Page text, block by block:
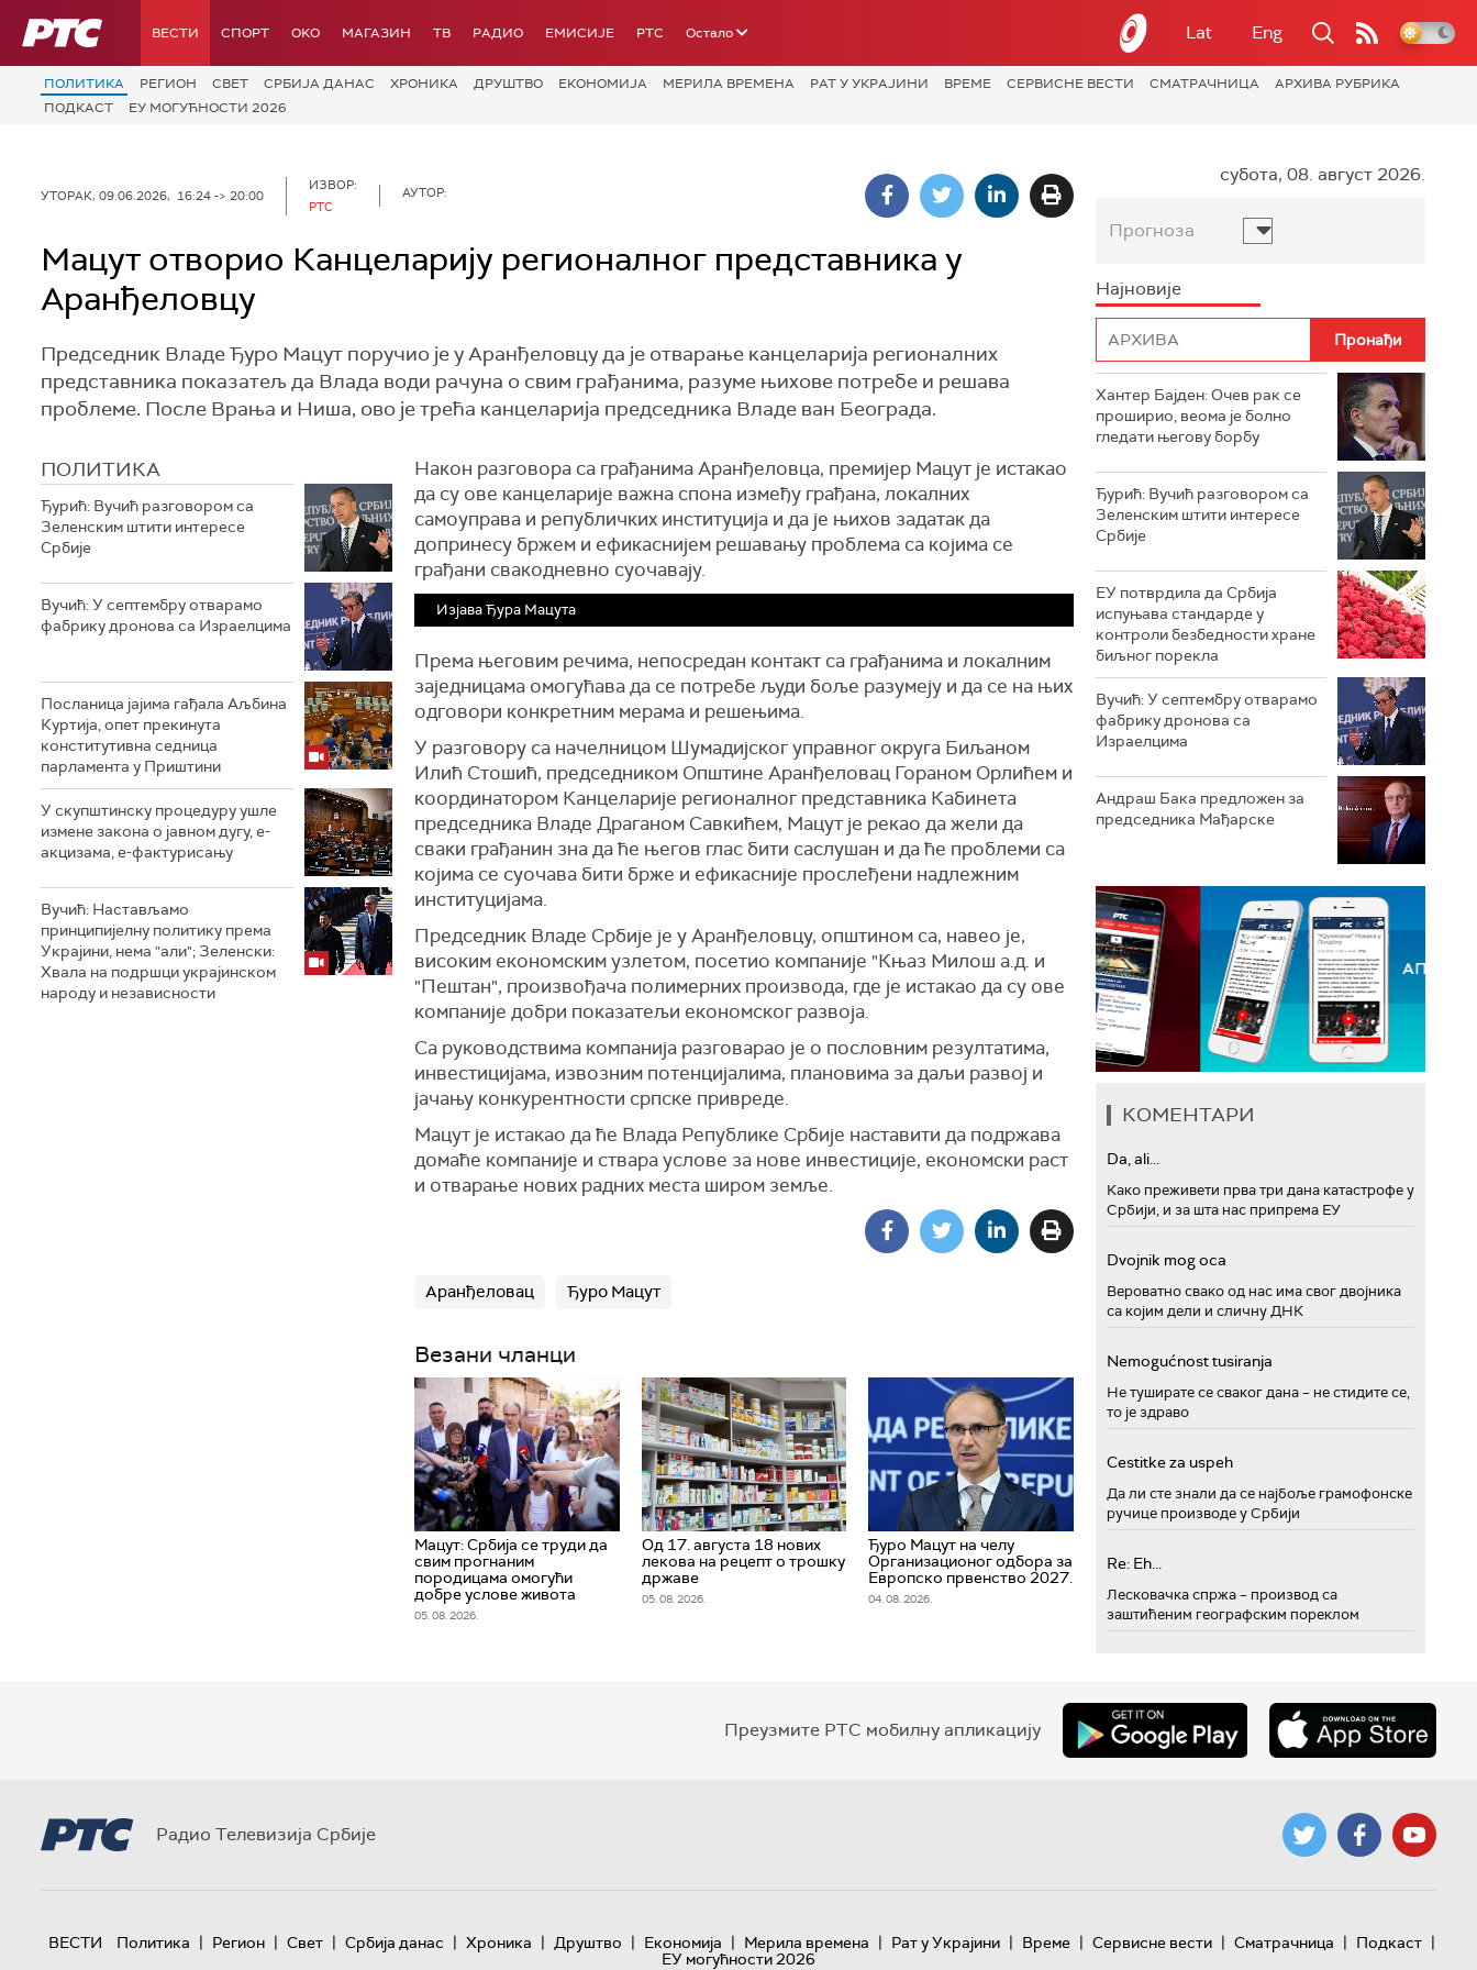
РТС ВЕСТИ СПОРТ OKO МАГАЗИН ТВ РАДИО ЕМИСИЈЕ РТС Остало Lat Eng
ПОЛИТИКА РЕГИОН СВЕТ СРБИЈА ДАНАС ХРОНИКА ДРУШТВО ЕКОНОМИЈА МЕРИЛА ВРЕМЕНА РАТ У УКРАЈИНИ ВРЕМЕ СЕРВИСНЕ ВЕСТИ СМАТРАЧНИЦА
АРХИВА РУБРИКА
ПОДКАСТ
ЕУ МОГУЋНОСТИ 2026
УТОРАК, 09.06.2026, 16:24 -> 20:00
ИЗВОР:
РТС
АУТОР:
Мацут отворио Канцеларију регионалног представника у
Аранђеловцу
Председник Владе Ђуро Мацут поручио је у Аранђеловцу да је отварање канцеларија регионалних
представника показатељ да Влада води рачуна о свим грађанима, разуме њихове потребе и решава
проблеме. После Врања и Ниша, ово је трећа канцеларија председника Владе ван Београда.
ПОЛИТИКА
Ђурић: Вучић разговором са
Зеленским штити интересе
Србије
Вучић: У септембру отварамо
фабрику дронова са Израелцима
Посланица јајима гађала Аљбина
Куртија, опет прекинута
конститутивна седница
парламента у Приштини
У скупштинску процедуру ушле
измене закона о јавном дугу, е-
акцизама, е-фактурисању
Вучић: Настављамо
принципијелну политику према
Украјини, нема "али"; Зеленски:
Хвала на подршци украјинском
народу и независности
Након разговора са грађанима Аранђеловца, премијер Мацут је истакао
да су ове канцеларије важна спона између грађана, локалних
самоуправа и републичких институција и да је њихов задатак да
допринесу бржем и ефикаснијем решавању проблема са којима се
грађани свакодневно суочавају.
Изјава Ђура Мацута
Према његовим речима, непосредан контакт са грађанима и локалним
заједницама омогућава да се потребе људи боље разумеју и да се на њих
одговори конкретним мерама и решењима.
У разговору са начелницом Шумадијског управног округа Биљанoм
Илић Стошић, председником Општине Аранђеловац Гораном Орлићем и
координатором Канцеларије регионалног представника Кабинета
председника Владе Драганом Савкићем, Мацут је рекао да жели да
сваки грађанин зна да ће његов глас бити саслушан и да ће проблеми са
којима се суочава бити брже и ефикасније прослеђени надлежним
институцијама.
Председник Владе Србије је у Аранђеловцу, општином са, навео је,
високим економским узлетом, посетио компаније "Књаз Милош а.д. и
"Пештан", произвођача полимерних производа, где је истакао да су ове
компаније добри показатељи економског развоја.
Са руководствима компанија разговарао је о пословним резултатима,
инвестицијама, извозним потенцијалима, плановима за даљи развој и
јачању конкурентности српске привреде.
Мацут је истакао да ће Влада Републике Србије наставити да подржава
домаће компаније и ствара услове за нове инвестиције, економски раст
и отварање нових радних места широм земље.
Аранђеловац Ђуро Мацут
Везани чланци
Мацут: Србија се труди да
свим прогнаним
породицама омогући
добре услове живота
05. 08. 2026.
Од 17. августа 18 нових
лекова на рецепт о трошку
државе
05. 08. 2026.
Ђуро Мацут на челу
Организационог одбора за
Европско првенство 2027.
04. 08. 2026.
субота, 08. август 2026.
Прогноза
Најновије
Хантер Бајден: Очев рак се
проширио, веома је болно
гледати његову борбу
Ђурић: Вучић разговором са
Зеленским штити интересе
Србије
ЕУ потврдила да Србија
испуњава стандарде у
контроли безбедности хране
биљног порекла
Вучић: У септембру отварамо
фабрику дронова са
Израелцима
Андраш Бакa предложен за
председника Мађарске
КОМЕНТАРИ
Da, ali...
Како преживети прва три дана катастрофе у
Србији, и за шта нас припрема ЕУ
Dvojnik mog oca
Вероватно свако од нас има свог двојника
са којим дели и сличну ДНК
Nemogućnost tusiranja
Не туширате се сваког дана – не стидите се,
то је здраво
Cestitke za uspeh
Да ли сте знали да се најбоље грамофонске
ручице производе у Србији
Re: Eh...
Лесковачка спржа – производ са
заштићеним географским пореклом
Преузмите РТС мобилну апликацију
Радио Телевизија Србије
ВЕСТИ Политика | Регион | Свет | Србија данас | Хроника | Друштво | Економија | Мерила времена | Рат у Украјини | Време | Сервисне вести | Сматрачница | Подкаст |
ЕУ могућности 2026